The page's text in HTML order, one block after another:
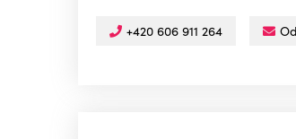
+420 606 911 264